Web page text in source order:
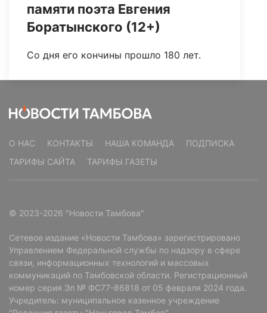
памяти поэта Евгения
Боратынского (12+)
Со дня его кончины прошло 180 лет.
О НАС КОНТАКТЫ НАША КОМАНДА
ПОДПИСКА
ТАРИФЫ САЙТА
ТАРИФЫ ГАЗЕТЫ
© 2023-2026 "Новости Тамбова"
Сетевое издание «Новости Тамбова» зарегистрировано
Управлением Федеральной службы по надзору в сфере
связи, информационных технологий и массовых
коммуникаций по Тамбовской области. Регистрационный
номер серия Эл № ФС77-86818 от 05 февраля 2024 года.
Учредитель: муниципальное казенное учреждение